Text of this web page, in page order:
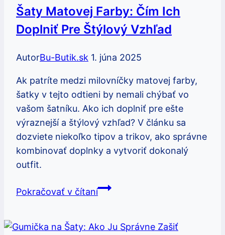
eleganciu
do
outfitu
Šaty Matovej Farby: Čím Ich
Doplniť Pre Štýlový Vzhľad
AutorBu-Butik.sk 1. júna 2025
Ak patríte medzi milovníčky matovej farby,
šatky v tejto odtieni by nemali chýbať vo
vašom šatníku. Ako ich doplniť pre ešte
výraznejší a štýlový vzhľad? V článku sa
dozviete niekoľko tipov a trikov, ako správne
kombinovať doplnky a vytvoriť dokonalý
outfit.
Pokračovať v čítaníŠaty
Čím